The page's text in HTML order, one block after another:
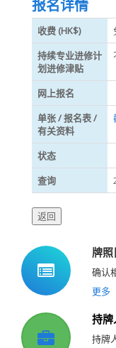
报名详情
收费 (HK$)
持续专业进修计
划进修津贴
网上报名
单张 / 报名表 /
有关资料
状态
查询
牌
确认
更多
持牌
持牌